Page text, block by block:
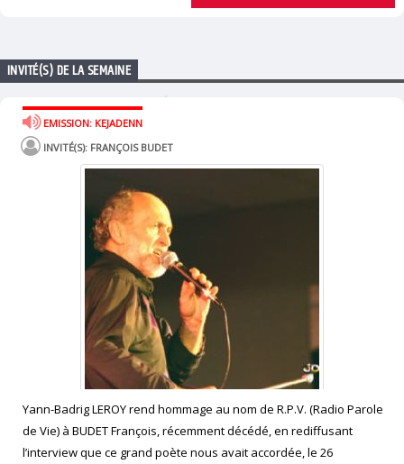
INVITÉ(S) DE LA SEMAINE
EMISSION: KEJADENN
INVITÉ(S): FRANÇOIS BUDET
Yann-Badrig LEROY rend hommage au nom de R.P.V. (Radio Parole
de Vie) à BUDET François, récemment décédé, en rediffusant
l’interview que ce grand poète nous avait accordée, le 26